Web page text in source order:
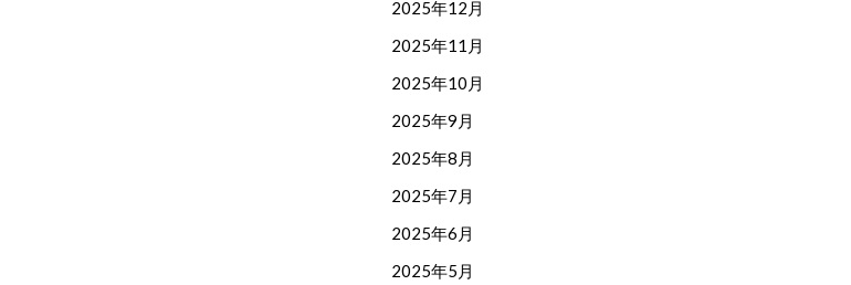
2025年12月
2025年11月
2025年10月
2025年9月
2025年8月
2025年7月
2025年6月
2025年5月